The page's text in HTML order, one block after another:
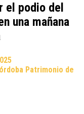
el podio del
una mañana
Patrimonio de